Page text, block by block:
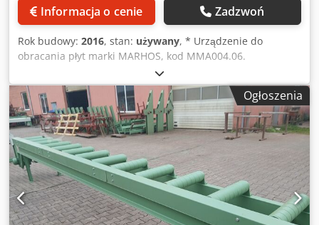
Informacja o cenie Zadzwoń
Rok budowy: 2016, stan: używany, * Urządzenie do
obracania płyt marki MARHOS, kod MMA004.06.
Urządzenie do obracania płyt do załadunku i rozładunku
płyt. Wymiary robocze: * Maksymalna szerokość płyty: 1300
mm. * Maksymalna długość płyty: 3200 mm. * System
obrotowy: podwójny stożek. * Kierunek obrotu: poprzeczny
w stosunku do kierunku podłużnego. Urządzenie to jest
często stosowane w przemyśle drzewnym i meblarskim w
celu ułatwienia przemieszczania płyt podczas obróbki.
Dodpfx Asw Db Htjmvjck
Ogłoszenia